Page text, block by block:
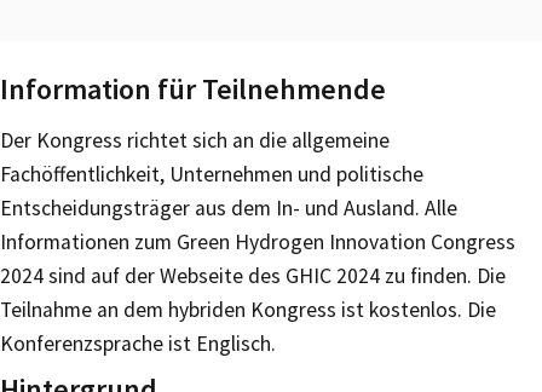
Information für Teilnehmende
Der Kongress richtet sich an die allgemeine
Fachöffentlichkeit, Unternehmen und politische
Entscheidungsträger aus dem In- und Ausland. Alle
Informationen zum Green Hydrogen Innovation Congress
2024 sind auf der Webseite des GHIC 2024 zu finden. Die
Teilnahme an dem hybriden Kongress ist kostenlos. Die
Konferenzsprache ist Englisch.